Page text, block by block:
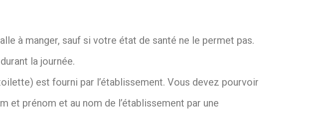
à manger, sauf si votre état de santé ne le permet pas.
la journée.
est fourni par l’établissement. Vous devez pourvoir
prénom et au nom de l’établissement par une